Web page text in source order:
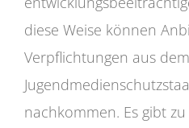
diese Weise können
Verpflichtungen aus dem
nachkommen. Es gibt